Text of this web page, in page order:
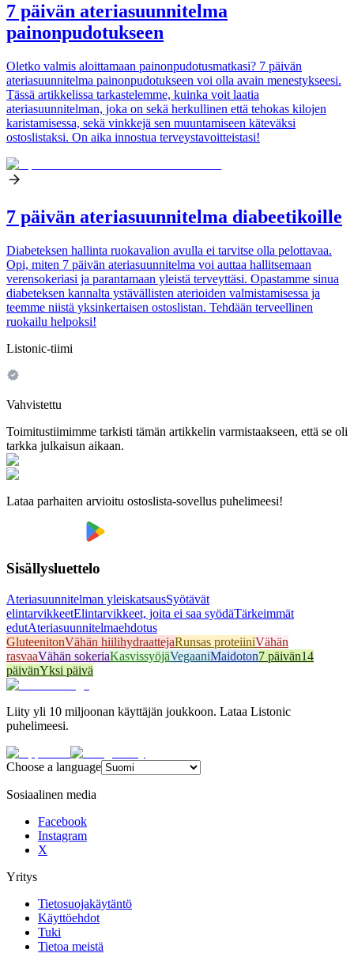
7 päivän ateriasuunnitelma
painonpudotukseen
Oletko valmis aloittamaan painonpudotusmatkasi? 7 päivän
ateriasuunnitelma painonpudotukseen voi olla avain menestykseesi.
Tässä artikkelissa tarkastelemme, kuinka voit laatia
ateriasuunnitelman, joka on sekä herkullinen että tehokas kilojen
karistamisessa, sekä vinkkejä sen muuntamiseen käteväksi
ostoslistaksi. On aika innostua terveystavoitteistasi!
7 päivän ateriasuunnitelma diabeetikoille
Diabeteksen hallinta ruokavalion avulla ei tarvitse olla pelottavaa.
Opi, miten 7 päivän ateriasuunnitelma voi auttaa hallitsemaan
verensokeriasi ja parantamaan yleistä terveyttäsi. Opastamme sinua
diabeteksen kannalta ystävällisten aterioiden valmistamisessa ja
teemme niistä yksinkertaisen ostoslistan. Tehdään terveellinen
ruokailu helpoksi!
Listonic-tiimi
Vahvistettu
Toimitustiimimme tarkisti tämän artikkelin varmistaakseen, että se oli
tarkka julkaisun aikaan.
Lataa parhaiten arvioitu ostoslista-sovellus puhelimeesi!
Sisällysluettelo
Ateriasuunnitelman yleiskatsausSyötävät
elintarvikkeetElintarvikkeet, joita ei saa syödäTärkeimmät
edutAteriasuunnitelmaehdotus
GluteenitonVähän hiilihydraattejaRunsas proteiiniVähän
rasvaaVähän sokeriaKasvissyöjäVegaaniMaidoton7 päivän14
päivänYksi päivä
Liity yli 10 miljoonan käyttäjän joukkoon. Lataa Listonic
puhelimeesi.
Choose a language
Sosiaalinen media
Facebook
Instagram
X
Yritys
Tietosuojakäytäntö
Käyttöehdot
Tuki
Tietoa meistä